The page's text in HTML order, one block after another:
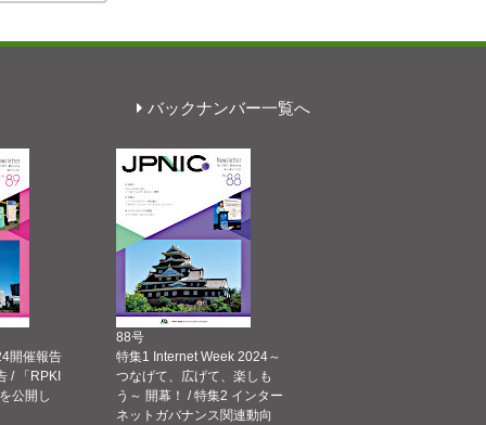
バックナンバー一覧へ
開催報告
/ 「RPKI
公開し
88号
特集1 Internet Week 2024～
つなげて、広げて、楽しも
う～ 開幕！ / 特集2 インター
ネットガバナンス関連動向